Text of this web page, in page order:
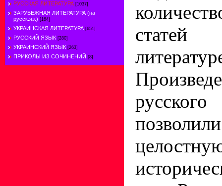
РУССКАЯ ЛИТЕРАТУРА [1037]
ЗАРУБЕЖНАЯ ЛИТЕРАТУРА (на
русск.яз.) [164]
УКРАИНСКАЯ ЛИТЕРАТУРА [651]
РУССКИЙ ЯЗЫК [280]
УКРАИНСКИЙ ЯЗЫК [263]
ПРИКОЛЫ ИЗ СОЧИНЕНИЙ [8]